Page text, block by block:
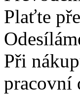
Plaťte
Při
pracovní